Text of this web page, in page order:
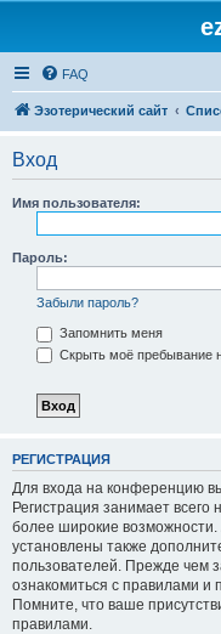
FAQ
Эзотерический сайт
Вход
Имя пользователя:
Пароль:
Забыли пароль?
Запомнить меня
Скрыть моё пребывание
РЕГИСТРАЦИЯ
Для входа на конференцию
Регистрация занимает всего
более широкие
установлены также
пользователей. Прежде чем
ознакомиться с правилами и
Помните, что ваше
правилами.